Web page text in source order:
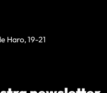
Haro, 19-21